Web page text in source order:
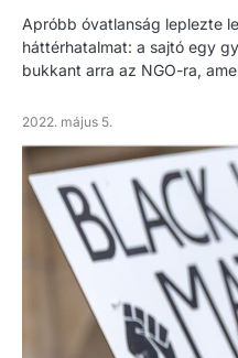
Apróbb óvatlanság leplezte
háttérhatalmat: a sajtó egy
bukkant arra az NGO-ra,
2022. május 5.